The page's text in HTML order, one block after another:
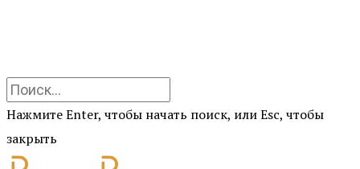
Нажмите Enter, чтобы начать поиск, или Esc, чтобы
закрыть